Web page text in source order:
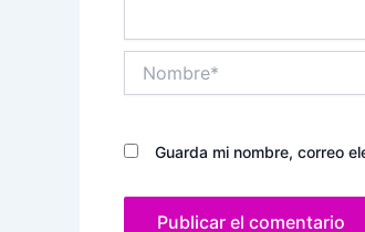
Guarda mi nombre, correo